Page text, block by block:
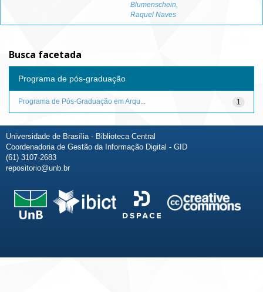
Blumenschein,
Raquel Naves
Busca facetada
Programa de pós-graduação
1
Programa de Pós-Graduação em Arqu...
Universidade de Brasília - Biblioteca Central
Coordenadoria de Gestão da Informação Digital - GID
(61) 3107-2683
repositorio@unb.br